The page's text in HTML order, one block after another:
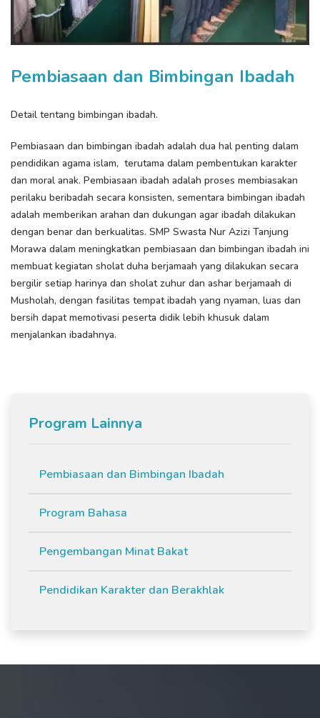
Pembiasaan dan Bimbingan Ibadah
Detail tentang bimbingan ibadah.
Pembiasaan dan bimbingan ibadah adalah dua hal penting dalam
pendidikan agama islam, terutama dalam pembentukan karakter
dan moral anak. Pembiasaan ibadah adalah proses membiasakan
perilaku beribadah secara konsisten, sementara bimbingan ibadah
adalah memberikan arahan dan dukungan agar ibadah dilakukan
dengan benar dan berkualitas. SMP Swasta Nur Azizi Tanjung
Morawa dalam meningkatkan pembiasaan dan bimbingan ibadah ini
membuat kegiatan sholat duha berjamaah yang dilakukan secara
bergilir setiap harinya dan sholat zuhur dan ashar berjamaah di
Musholah, dengan fasilitas tempat ibadah yang nyaman, luas dan
bersih dapat memotivasi peserta didik lebih khusuk dalam
menjalankan ibadahnya.
Program Lainnya
Pembiasaan dan Bimbingan Ibadah
Program Bahasa
Pengembangan Minat Bakat
Pendidikan Karakter dan Berakhlak